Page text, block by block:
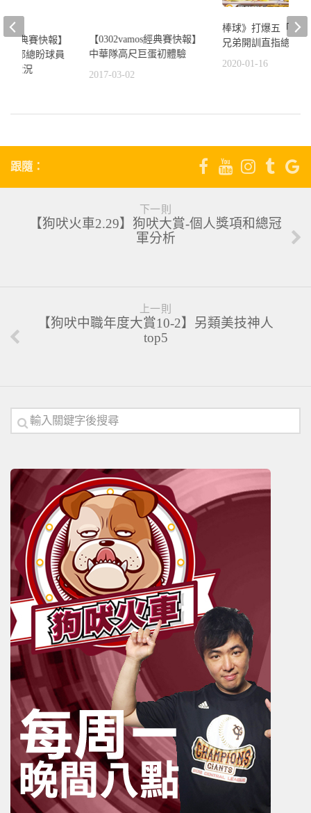
【0302vamos經典賽快報】
中華隊高尺巨蛋初體驗
2017-03-02
棒球》打爆五「鴨
兄弟開訓直指總冠軍
2020-01-16
經典賽快報】
戰 郭總盼球員
賽狀況
跟隨：
下一則
【狗吠火車2.29】狗吠大賞-個人獎項和總冠
軍分析
上一則
【狗吠中職年度大賞10-2】另類美技神人
top5